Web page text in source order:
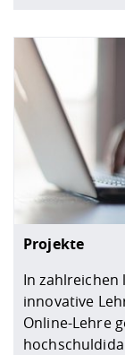
Projekte
In
innovative
Online-Lehre